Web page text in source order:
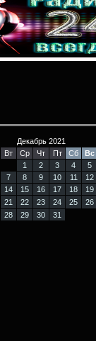
Декабрь 2021
Вт Ср Чт Пт Сб
Вс
1
2 3 4
5
7 8 9 10 11
12
14 15 16 17 18
19
21 22 23 24 25
26
28 29 30 31